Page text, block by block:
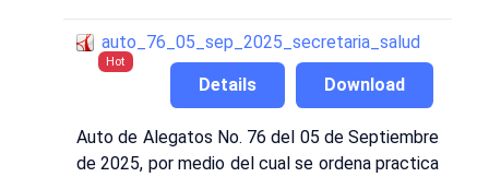
auto_76_05_sep_2025_secretaria_salud
Hot
Download
Details
Auto de Alegatos No. 76 del 05 de Septiembre
de 2025, por medio del cual se ordena practica